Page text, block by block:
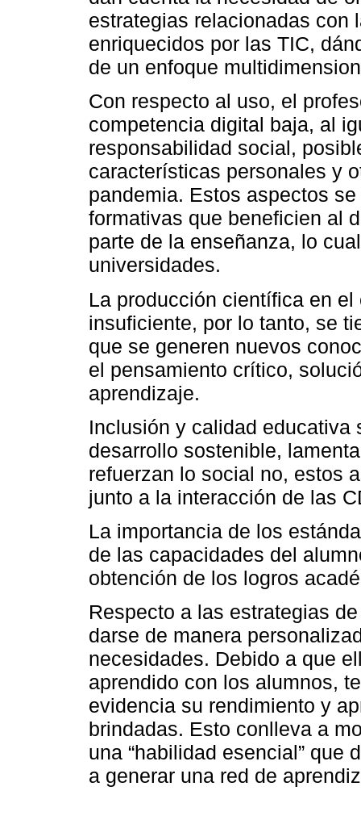
estrategias relacionadas con
enriquecidos por las TIC,
de un enfoque
Con respecto al uso, el
competencia digital baja, al
responsabilidad social,
características personales y
pandemia. Estos aspectos
formativas que beneficien al
parte de la enseñanza, lo
universidades.
La producción científica en
insuficiente, por lo tanto, se
que se generen nuevos
el pensamiento crítico,
aprendizaje.
Inclusión y calidad educativa
desarrollo sostenible,
refuerzan lo social no, estos
junto a la interacción de las
La importancia de los
de las capacidades del
obtención de los logros
Respecto a las estrategias
darse de manera
necesidades. Debido a que
aprendido con los alumnos,
evidencia su rendimiento y
brindadas. Esto conlleva a
una “habilidad esencial” que
a generar una red de